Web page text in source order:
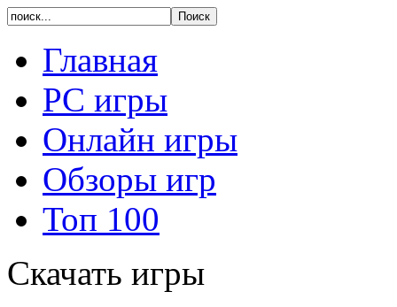
Главная
PC игры
Онлайн игры
Обзоры игр
Топ 100
Скачать игры